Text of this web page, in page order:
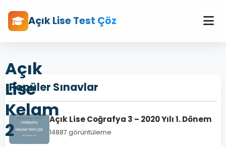
Açık Lise Test Çöz
Açık
Lise
Kelam
2
Popüler Sınavlar
Açık Lise Coğrafya 3 – 2020 Yılı 1. Dönem
14887 görüntüleme